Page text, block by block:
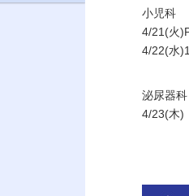
小児科
4/21(火
4/22(水
泌尿器科
4/23(木)